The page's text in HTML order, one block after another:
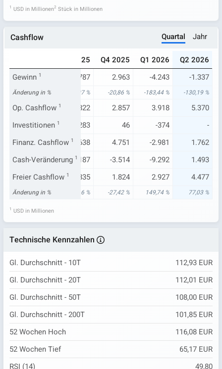
1 USD in Millionen2 Stück in Millionen
Cashflow Quartal Jahr
Q3 2025 Q4 2025 Q1 2026
Q2 2026
Gewinn 1
4.429 5.787 2.963 -4.243 -1.337
Änderung in %
-18,90 % 83,07 % -20,86 % -183,44 % -130,19 %
Op. Cashflow 1
3.293 7.822 2.857 3.918
5.370
Investitionen 1
-770 -283 46 -374
-
Finanz. Cashflow 1
-3.556 2.638 4.751 -2.981
1.762
Cash-Veränderung 1
-659 10.187 -3.514 -9.292
1.493
Freier Cashflow 1
2.529 6.835 1.824 2.927 4.477
Änderung in %
-47,81 % -19,66 % -27,42 % 149,74 % 77,03 %
1 USD in Millionen
Technische Kennzahlen
Gl. Durchschnitt - 10T
112,93 EUR
Gl. Durchschnitt - 20T
112,01 EUR
Gl. Durchschnitt - 50T
108,00 EUR
Gl. Durchschnitt - 200T
101,85 EUR
52 Wochen Hoch
116,08 EUR
52 Wochen Tief
65,17 EUR
RSI (14)
49,80